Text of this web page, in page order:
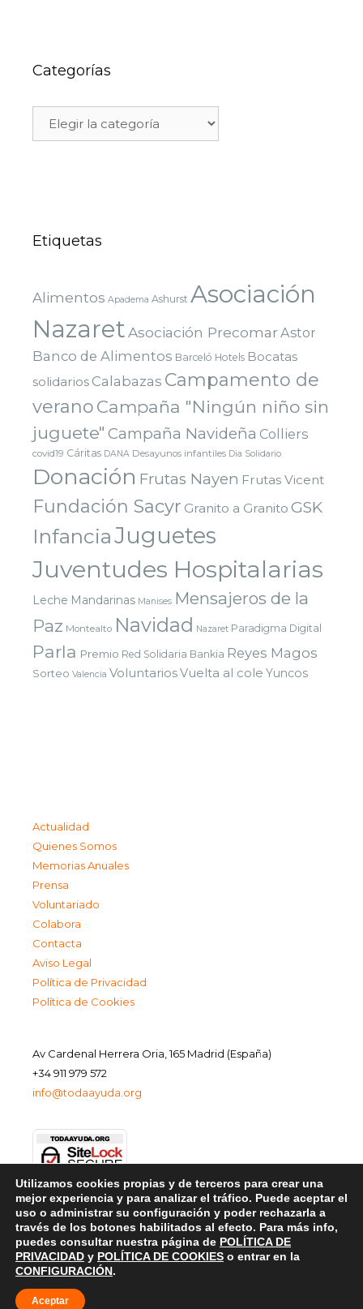
Categorías
Etiquetas
Alimentos Apadema Ashurst Asociación
NazaretAsociación PrecomarAstor
Banco de Alimentos Barceló Hotels Bocatas
solidarios Calabazas Campamento de
verano Campaña "Ningún niño sin
juguete" Campaña Navideña Colliers
covid19 Cáritas DANA Desayunos infantiles Dia Solidario
Donación Frutas Nayen Frutas Vicent
Fundación Sacyr Granito a Granito GSK
InfanciaJuguetes
Juventudes Hospitalarias
Leche Mandarinas Manises Mensajeros de la
Paz Montealto Navidad Nazaret Paradigma Digital
Parla Premio Red Solidaria Bankia Reyes Magos
Sorteo Valencia VoluntariosVuelta al cole Yuncos
Actualidad
Quienes Somos
Memorias Anuales
Prensa
Voluntariado
Colabora
Contacta
Aviso Legal
Política de Privacidad
Política de Cookies
Av Cardenal Herrera Oria, 165 Madrid (España)
+34 911 979 572
info@todaayuda.org
Utilizamos cookies propias y de terceros para crear una
mejor experiencia y para analizar el tráfico. Puede aceptar el
uso o administrar su configuración y poder rechazarla a
través de los botones habilitados al efecto. Para más info,
puedes consultar nuestra página de POLÍTICA DE
PRIVACIDAD y POLÍTICA DE COOKIES o entrar en la
CONFIGURACIÓN.
Aceptar